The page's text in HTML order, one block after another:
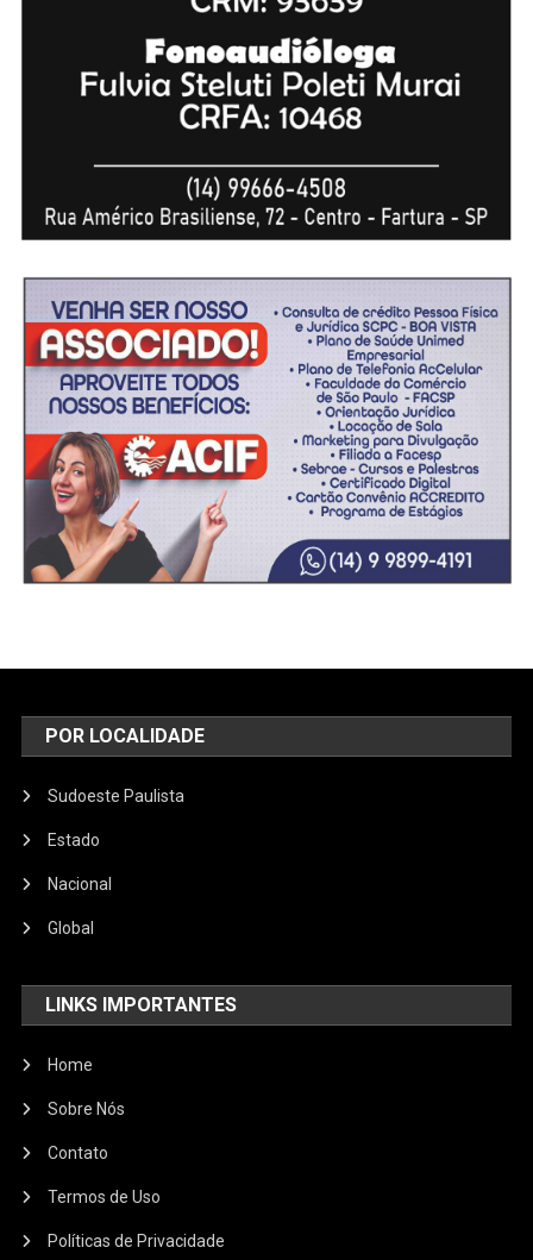
POR LOCALIDADE
Sudoeste Paulista
Estado
Nacional
Global
LINKS IMPORTANTES
Home
Sobre Nós
Contato
Termos de Uso
Políticas de Privacidade